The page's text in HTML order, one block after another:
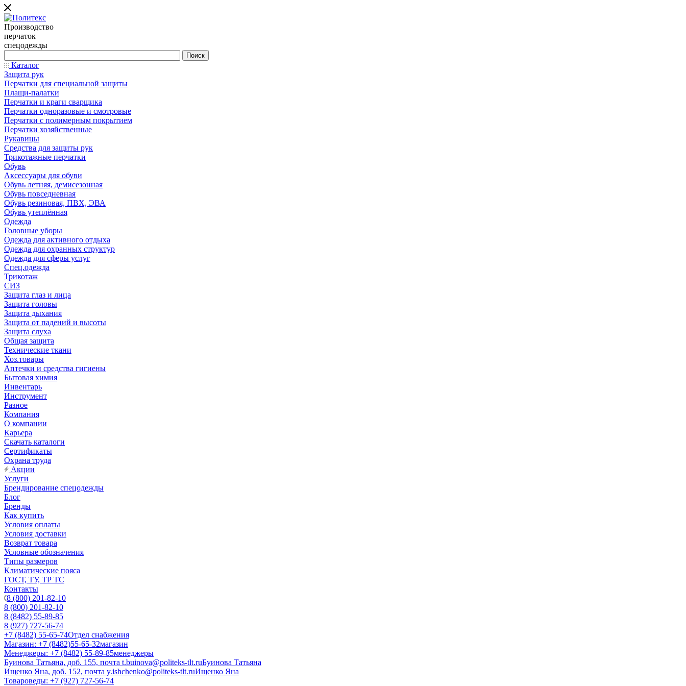
Производство
перчаток
спецодежды
Каталог
Защита рук
Перчатки для специальной защиты
Плащи-палатки
Перчатки и краги сварщика
Перчатки одноразовые и смотровые
Перчатки с полимерным покрытием
Перчатки хозяйственные
Рукавицы
Средства для защиты рук
Трикотажные перчатки
Обувь
Аксессуары для обуви
Обувь летняя, демисезонная
Обувь повседневная
Обувь резиновая, ПВХ, ЭВА
Обувь утеплённая
Одежда
Головные уборы
Одежда для активного отдыха
Одежда для охранных структур
Одежда для сферы услуг
Спец.одежда
Трикотаж
СИЗ
Защита глаз и лица
Защита головы
Защита дыхания
Защита от падений и высоты
Защита слуха
Общая защита
Технические ткани
Хоз.товары
Аптечки и средства гигиены
Бытовая химия
Инвентарь
Инструмент
Разное
Компания
О компании
Карьера
Cкачать каталоги
Сертификаты
Охрана труда
Акции
Услуги
Брендирование спецодежды
Блог
Бренды
Как купить
Условия оплаты
Условия доставки
Возврат товара
Условные обозначения
Типы размеров
Климатические пояса
ГОСТ, ТУ, ТР ТС
Контакты
8 (800) 201-82-10
8 (800) 201-82-10
8 (8482) 55-89-85
8 (927) 727-56-74
+7 (8482) 55-65-74Отдел снабжения
Магазин: +7 (8482)55-65-32магазин
Менеджеры: +7 (8482) 55-89-85менеджеры
Буинова Татьяна, доб. 155, почта t.buinova@politeks-tlt.ruБуинова Татьяна
Ищенко Яна, доб. 152, почта y.ishchenko@politeks-tlt.ruИщенко Яна
Товароведы: +7 (927) 727-56-74